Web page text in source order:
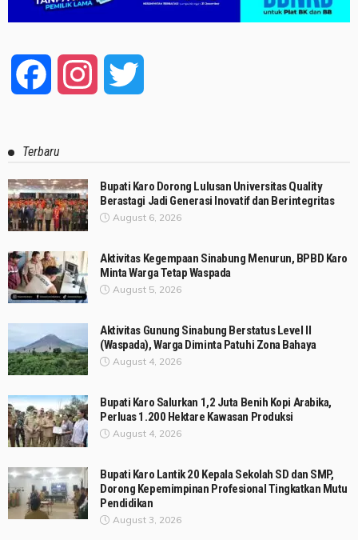
Facebook Instagram
Terbaru
Bupati Karo Dorong Lulusan Universitas Quality
Berastagi Jadi Generasi Inovatif dan Berintegritas
August 6, 2026
Aktivitas Kegempaan Sinabung Menurun, BPBD Karo
Minta Warga Tetap Waspada
August 5, 2026
Aktivitas Gunung Sinabung Berstatus Level II
(Waspada), Warga Diminta Patuhi Zona Bahaya
August 4, 2026
Bupati Karo Salurkan 1,2 Juta Benih Kopi Arabika,
Perluas 1.200 Hektare Kawasan Produksi
August 4, 2026
Bupati Karo Lantik 20 Kepala Sekolah SD dan SMP,
Dorong Kepemimpinan Profesional Tingkatkan Mutu
Pendidikan
August 3, 2026